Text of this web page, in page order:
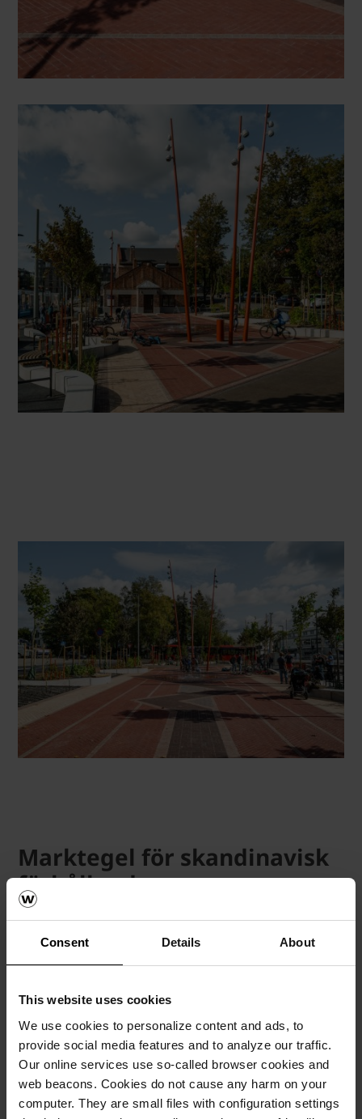
Consent Details About
This website uses cookies
We use cookies to personalize content and ads, to
provide social media features and to analyze our traffic.
Our online services use so-called browser cookies and
web beacons. Cookies do not cause any harm on your
computer. They are small files with configuration settings
Marktegel för skandinavisk
förhållanden
Utöver markteglets färgspel och varierade uttryck har
marktegel lång hållbarhet och är ett bra
passar bra i det varierade skandinavisk klimatet.
Vi har ett brett utbud av färgspektra i samma
marktegelformat. Det passar bra när landskapsarkitekterna
vill skapa mönster och ett spännande uttryck som på
Lilleaker Torg.